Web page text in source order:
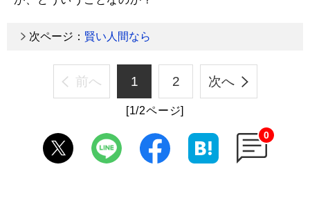
次ページ： 賢い人間なら
前へ 1 2 次へ
[1/2ページ]
0